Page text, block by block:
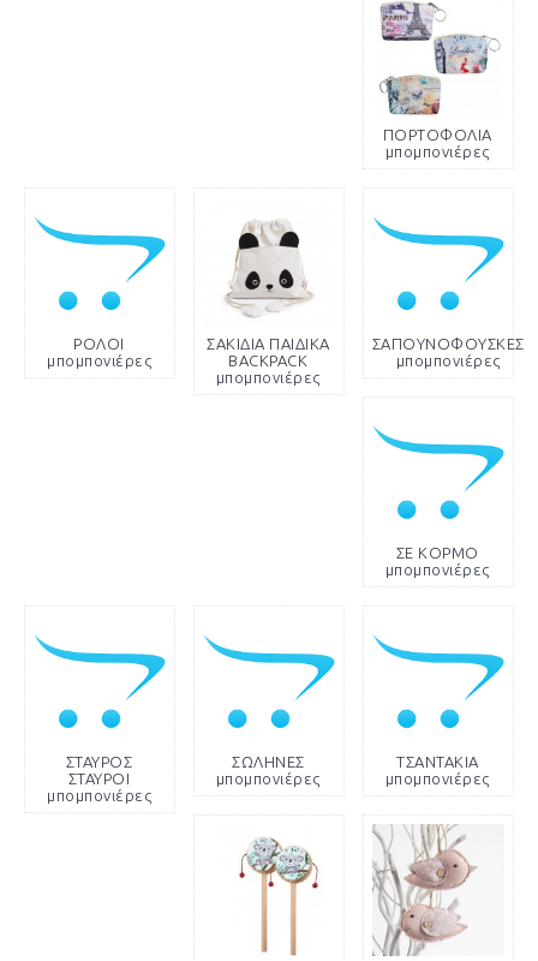
ΠΟΡΤΟΦΟΛΙΑ
μπομπονιέρες
ΡΟΛΟΙ
μπομπονιέρες
ΣΑΚΙΔΙΑ ΠΑΙΔΙΚΑ
BACKPACK
μπομπονιέρες
ΣΑΠΟΥΝΟΦΟΥΣΚΕΣ
μπομπονιέρες
ΣΕ ΚΟΡΜΟ
μπομπονιέρες
ΣΤΑΥΡΟΣ
ΣΤΑΥΡΟΙ
μπομπονιέρες
ΣΩΛΗΝΕΣ
μπομπονιέρες
ΤΣΑΝΤΑΚΙΑ
μπομπονιέρες